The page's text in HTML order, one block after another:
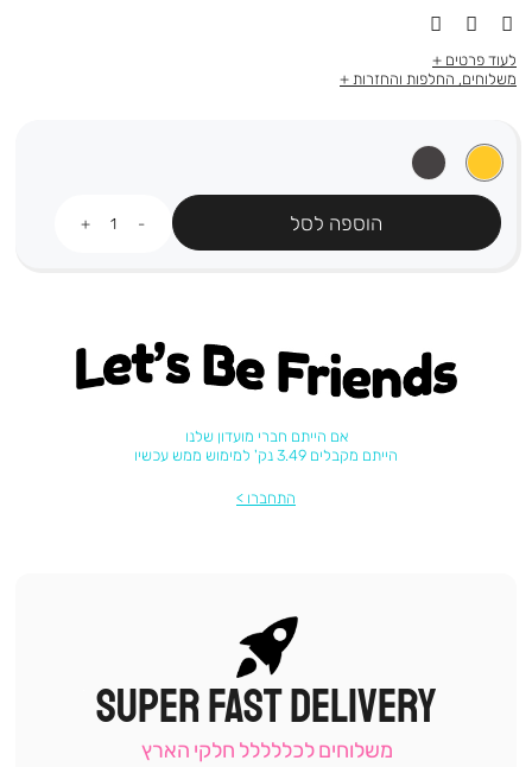
לעוד פרטים
משלוחים, החלפות והחזרות
הוספה לסל
Let's be friends
אם הייתם חברי מועדון שלנו
הייתם מקבלים 3.49 נק' למימוש ממש עכשיו
התחברו
|
תומכי
-
SUPER FAST DELIVERY
משלוחים לכללללל חלקי הארץ